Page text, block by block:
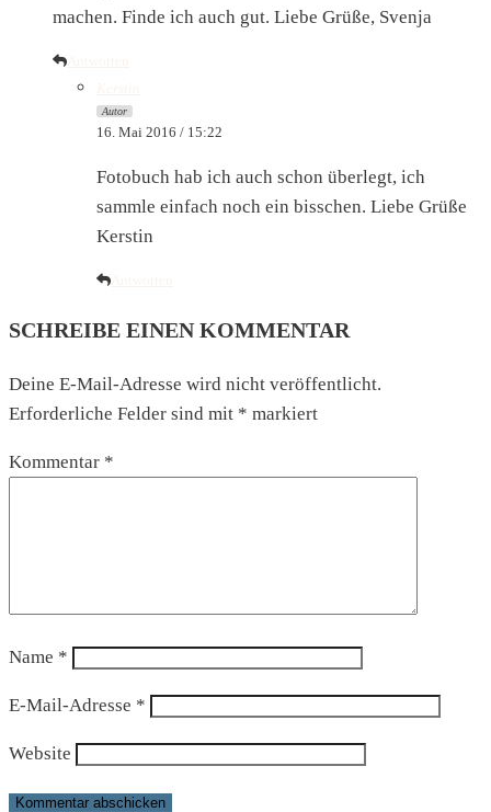
machen. Finde ich auch gut. Liebe Grüße, Svenja
Autor
16. Mai 2016 / 15:22
Fotobuch hab ich auch schon überlegt, ich
sammle einfach noch ein bisschen. Liebe Grüße
Kerstin
SCHREIBE EINEN KOMMENTAR
Deine E-Mail-Adresse wird nicht veröffentlicht.
Erforderliche Felder sind mit * markiert
Kommentar *
Name *
E-Mail-Adresse *
Website